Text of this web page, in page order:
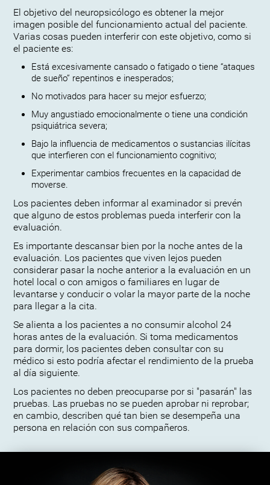
El objetivo del neuropsicólogo es obtener la mejor
imagen posible del funcionamiento actual del paciente.
Varias cosas pueden interferir con este objetivo, como si
el paciente es:
Está excesivamente cansado o fatigado o tiene “ataques
de sueño” repentinos e inesperados;
No motivados para hacer su mejor esfuerzo;
Muy angustiado emocionalmente o tiene una condición
psiquiátrica severa;
Bajo la influencia de medicamentos o sustancias ilícitas
que interfieren con el funcionamiento cognitivo;
Experimentar cambios frecuentes en la capacidad de
moverse.
Los pacientes deben informar al examinador si prevén
que alguno de estos problemas pueda interferir con la
evaluación.
Es importante descansar bien por la noche antes de la
evaluación. Los pacientes que viven lejos pueden
considerar pasar la noche anterior a la evaluación en un
hotel local o con amigos o familiares en lugar de
levantarse y conducir o volar la mayor parte de la noche
para llegar a la cita.
Se alienta a los pacientes a no consumir alcohol 24
horas antes de la evaluación. Si toma medicamentos
para dormir, los pacientes deben consultar con su
médico si esto podría afectar el rendimiento de la prueba
al día siguiente.
Los pacientes no deben preocuparse por si "pasarán" las
pruebas. Las pruebas no se pueden aprobar ni reprobar;
en cambio, describen qué tan bien se desempeña una
persona en relación con sus compañeros.